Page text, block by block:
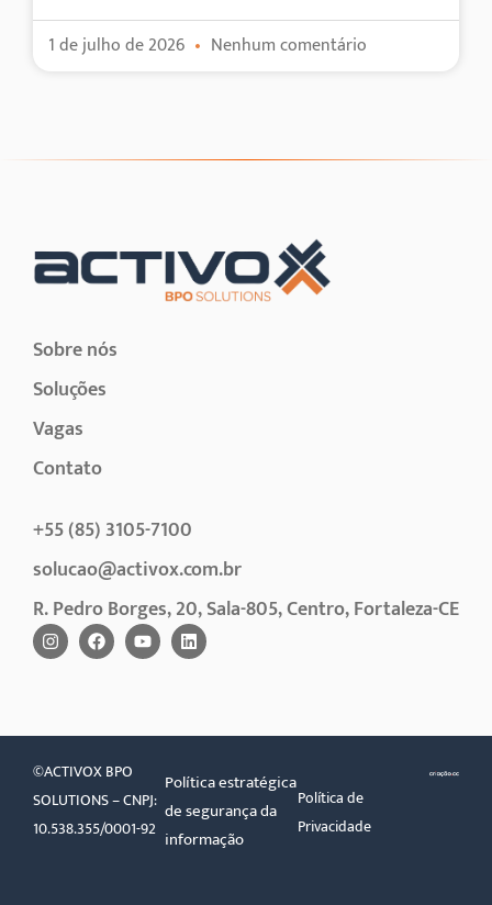
1 de julho de 2026 Nenhum comentário
Sobre nós
Soluções
Vagas
Contato
+55 (85) 3105-7100
solucao@activox.com.br
R. Pedro Borges, 20, Sala-805, Centro, Fortaleza-CE
©ACTIVOX BPO
SOLUTIONS – CNPJ:
10.538.355/0001-92
Política estratégica
de segurança da
informação
Política de
Privacidade